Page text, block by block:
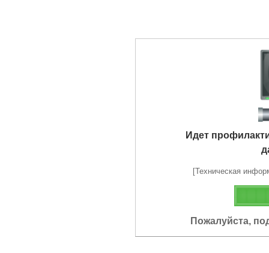
Идет
[Техническая
Пожалуйста,